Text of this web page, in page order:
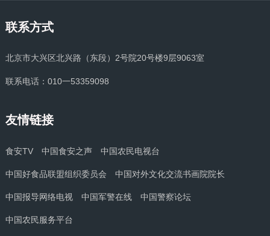
联系方式
北京市大兴区北兴路（东段）2号院20号楼9层9063室
联系电话：010一53359098
友情链接
食安TV 中国食安之声 中国农民电视台
中国好食品联盟组织委员会 中国对外文化交流书画院院长
中国报导网络电视 中国军警在线 中国警察论坛
中国农民服务平台